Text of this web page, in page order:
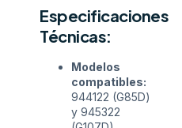
Especificaciones
Técnicas:
Modelos
compatibles:
944122 (G85D)
y 945322